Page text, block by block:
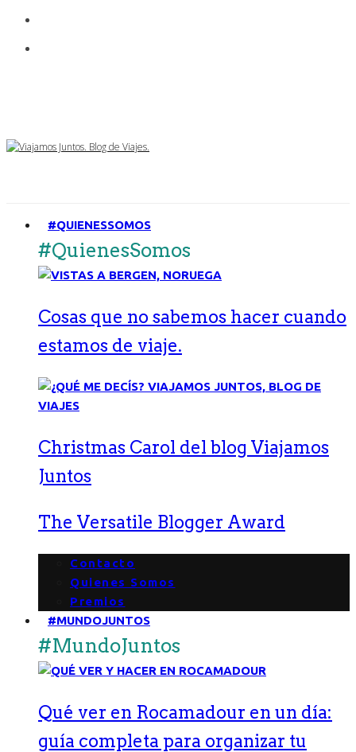
#QUIENESSOMOS
#QuienesSomos
Cosas que no sabemos hacer cuando
estamos de viaje.
Christmas Carol del blog Viajamos
Juntos
The Versatile Blogger Award
Contacto
Quienes Somos
Premios
#MUNDOJUNTOS
#MundoJuntos
Qué ver en Rocamadour en un día:
guía completa para organizar tu